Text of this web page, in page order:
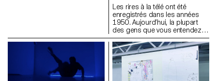
Les rires à la télé ont été
enregistrés dans les années
1950. Aujourd’hui, la plupart
des gens que vous entendez
rire sont morts. » Cette phrase,
tirée du roman Berceuse de
Chuck Palahniuk, ressemble à
une légende urbaine — à moitié
vraie. Elle fait écho à la
sculpture Partial Truth de Bruce